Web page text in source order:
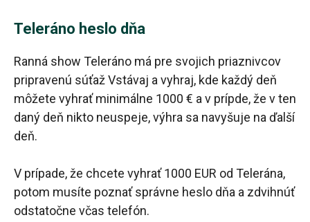
Teleráno heslo dňa
Ranná show Teleráno má pre svojich priaznivcov
pripravenú súťaž Vstávaj a vyhraj, kde každý deň
môžete vyhrať minimálne 1000 € a v prípde, že v ten
daný deň nikto neuspeje, výhra sa navyšuje na ďalší
deň.
V prípade, že chcete vyhrať 1000 EUR od Telerána,
potom musíte poznať správne heslo dňa a zdvihnúť
odstatočne včas telefón.